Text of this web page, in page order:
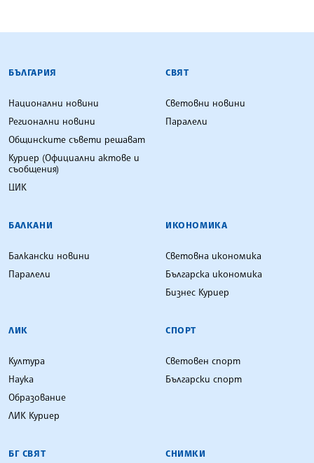
БЪЛГАРСКА ТЕЛЕГРАФНА АГЕНЦИЯ
БЪЛГАРИЯ
Национални новини
Регионални новини
Общинските съвети решават
Куриер (Официални актове и
съобщения)
ЦИК
СВЯТ
Световни новини
Паралели
БАЛКАНИ
Балкански новини
Паралели
ИКОНОМИКА
Световна икономика
Българска икономика
Бизнес Куриер
ЛИК
Култура
Наука
Образование
ЛИК Куриер
СПОРТ
Световен спорт
Български спорт
БГ СВЯТ СНИМКИ